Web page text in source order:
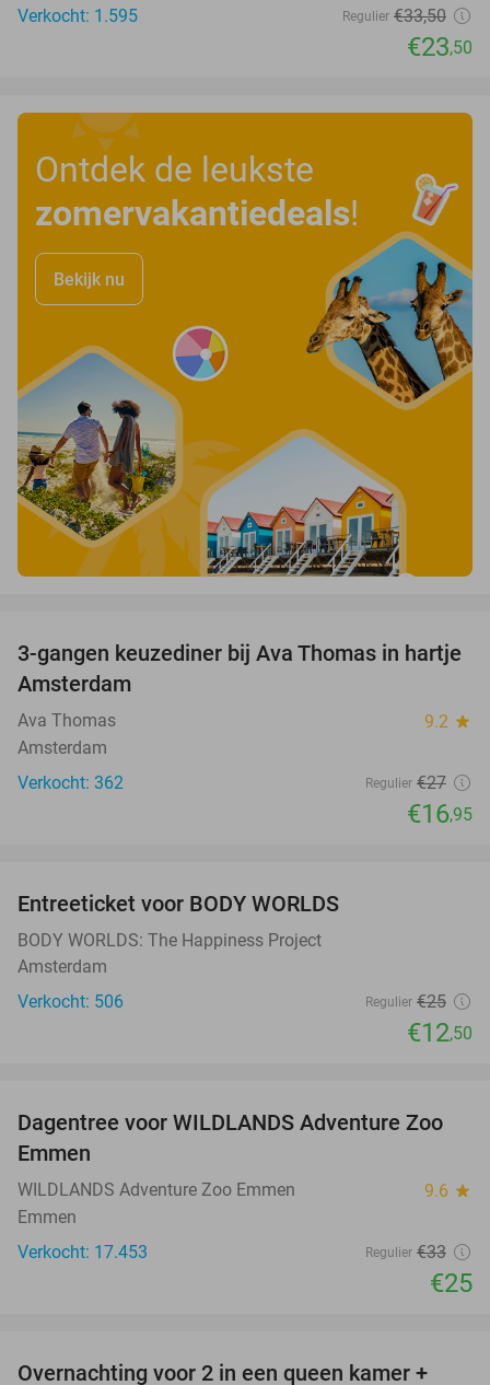
Verkocht: 1.595 Regulier €33,50
€23,50
Ontdek de leukste
zomervakantiedeals!
Bekijk nu
37%
3-gangen keuzediner bij Ava Thomas in hartje
Amsterdam
Ava Thomas 9.2 star
Amsterdam
Verkocht: 362
Regulier €27
€16,95
Entreeticket voor BODY WORLDS
BODY WORLDS: The Happiness Project
Amsterdam
Verkocht: 506
Regulier €25
€12,50
24%
Dagentree voor WILDLANDS Adventure Zoo
Emmen
WILDLANDS Adventure Zoo Emmen 9.6 star
Emmen
Verkocht: 17.453
Regulier €33
€25
Overnachting voor 2 in een queen kamer +